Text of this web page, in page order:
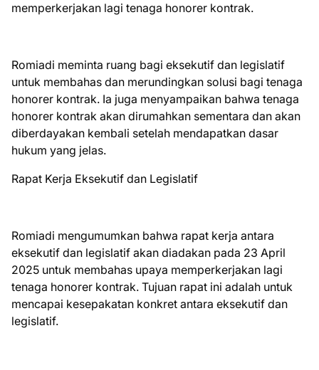
memperkerjakan lagi tenaga honorer kontrak.
Romiadi meminta ruang bagi eksekutif dan legislatif
untuk membahas dan merundingkan solusi bagi tenaga
honorer kontrak. Ia juga menyampaikan bahwa tenaga
honorer kontrak akan dirumahkan sementara dan akan
diberdayakan kembali setelah mendapatkan dasar
hukum yang jelas.
Rapat Kerja Eksekutif dan Legislatif
Romiadi mengumumkan bahwa rapat kerja antara
eksekutif dan legislatif akan diadakan pada 23 April
2025 untuk membahas upaya memperkerjakan lagi
tenaga honorer kontrak. Tujuan rapat ini adalah untuk
mencapai kesepakatan konkret antara eksekutif dan
legislatif.